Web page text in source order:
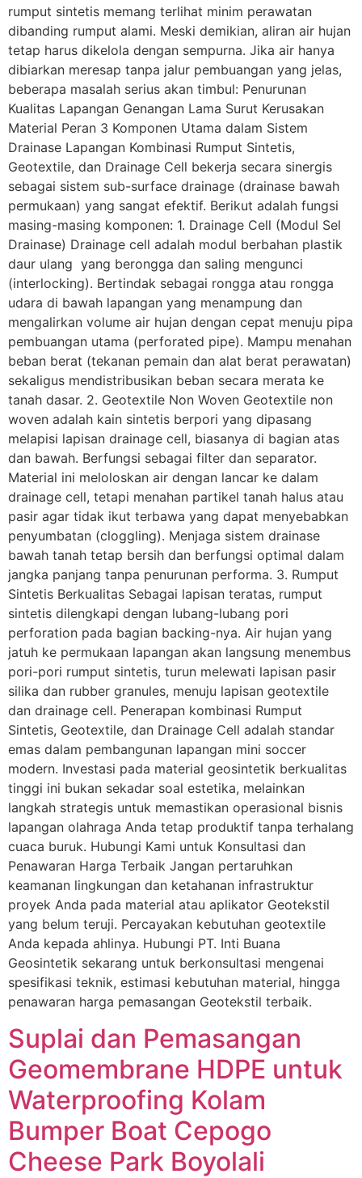
rumput sintetis memang terlihat minim perawatan
dibanding rumput alami. Meski demikian, aliran air hujan
tetap harus dikelola dengan sempurna. Jika air hanya
dibiarkan meresap tanpa jalur pembuangan yang jelas,
beberapa masalah serius akan timbul: Penurunan
Kualitas Lapangan Genangan Lama Surut Kerusakan
Material Peran 3 Komponen Utama dalam Sistem
Drainase Lapangan Kombinasi Rumput Sintetis,
Geotextile, dan Drainage Cell bekerja secara sinergis
sebagai sistem sub-surface drainage (drainase bawah
permukaan) yang sangat efektif. Berikut adalah fungsi
masing-masing komponen: 1. Drainage Cell (Modul Sel
Drainase) Drainage cell adalah modul berbahan plastik
daur ulang yang berongga dan saling mengunci
(interlocking). Bertindak sebagai rongga atau rongga
udara di bawah lapangan yang menampung dan
mengalirkan volume air hujan dengan cepat menuju pipa
pembuangan utama (perforated pipe). Mampu menahan
beban berat (tekanan pemain dan alat berat perawatan)
sekaligus mendistribusikan beban secara merata ke
tanah dasar. 2. Geotextile Non Woven Geotextile non
woven adalah kain sintetis berpori yang dipasang
melapisi lapisan drainage cell, biasanya di bagian atas
dan bawah. Berfungsi sebagai filter dan separator.
Material ini meloloskan air dengan lancar ke dalam
drainage cell, tetapi menahan partikel tanah halus atau
pasir agar tidak ikut terbawa yang dapat menyebabkan
penyumbatan (cloggling). Menjaga sistem drainase
bawah tanah tetap bersih dan berfungsi optimal dalam
jangka panjang tanpa penurunan performa. 3. Rumput
Sintetis Berkualitas Sebagai lapisan teratas, rumput
sintetis dilengkapi dengan lubang-lubang pori
perforation pada bagian backing-nya. Air hujan yang
jatuh ke permukaan lapangan akan langsung menembus
pori-pori rumput sintetis, turun melewati lapisan pasir
silika dan rubber granules, menuju lapisan geotextile
dan drainage cell. Penerapan kombinasi Rumput
Sintetis, Geotextile, dan Drainage Cell adalah standar
emas dalam pembangunan lapangan mini soccer
modern. Investasi pada material geosintetik berkualitas
tinggi ini bukan sekadar soal estetika, melainkan
langkah strategis untuk memastikan operasional bisnis
lapangan olahraga Anda tetap produktif tanpa terhalang
cuaca buruk. Hubungi Kami untuk Konsultasi dan
Penawaran Harga Terbaik Jangan pertaruhkan
keamanan lingkungan dan ketahanan infrastruktur
proyek Anda pada material atau aplikator Geotekstil
yang belum teruji. Percayakan kebutuhan geotextile
Anda kepada ahlinya. Hubungi PT. Inti Buana
Geosintetik sekarang untuk berkonsultasi mengenai
spesifikasi teknik, estimasi kebutuhan material, hingga
penawaran harga pemasangan Geotekstil terbaik.
Suplai dan Pemasangan
Geomembrane HDPE untuk
Waterproofing Kolam
Bumper Boat Cepogo
Cheese Park Boyolali